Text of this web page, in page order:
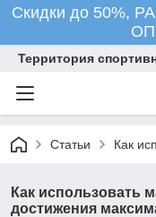
Скидки до 50%,
Территория
Статьи Как
Как использовать
достижения